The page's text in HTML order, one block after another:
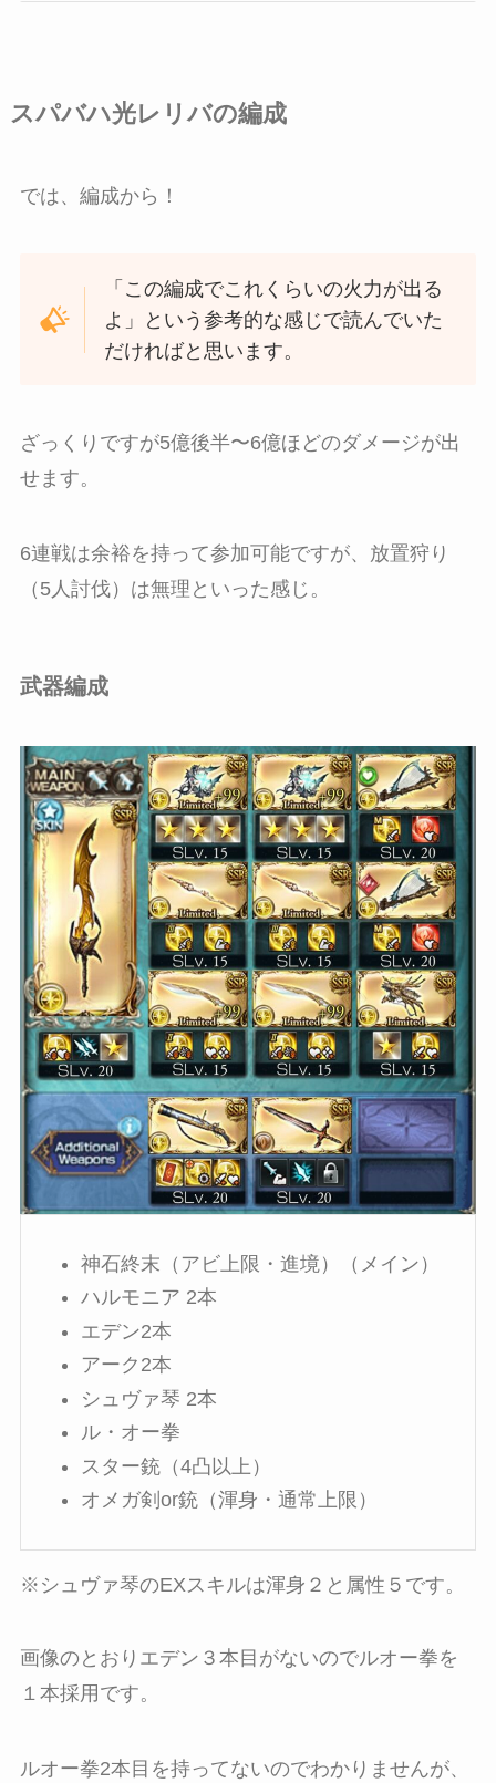
スパバハ光レリバの編成
では、編成から！
「この編成でこれくらいの火力が出る
よ」という参考的な感じで読んでいた
だければと思います。
ざっくりですが5億後半〜6億ほどのダメージが出
せます。
6連戦は余裕を持って参加可能ですが、放置狩り
（5人討伐）は無理といった感じ。
武器編成
神石終末（アビ上限・進境）（メイン）
ハルモニア 2本
エデン2本
アーク2本
シュヴァ琴 2本
ル・オー拳
スター銃（4凸以上）
オメガ剣or銃（渾身・通常上限）
※シュヴァ琴のEXスキルは渾身２と属性５です。
画像のとおりエデン３本目がないのでルオー拳を
１本採用です。
ルオー拳2本目を持ってないのでわかりませんが、